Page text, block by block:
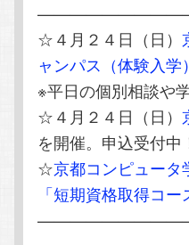
☆４月２４日（日）
ャンパス（体験入学）
※平日の個別相談や
☆４月２４日（日）
を開催。申込受付中
☆京都コンピュータ
「短期資格取得コ